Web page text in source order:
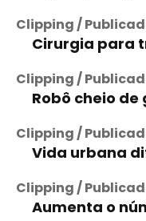
Clipping /
Cirurgia para
Clipping /
Robô cheio de
Clipping /
Vida urbana
Clipping /
Aumenta o